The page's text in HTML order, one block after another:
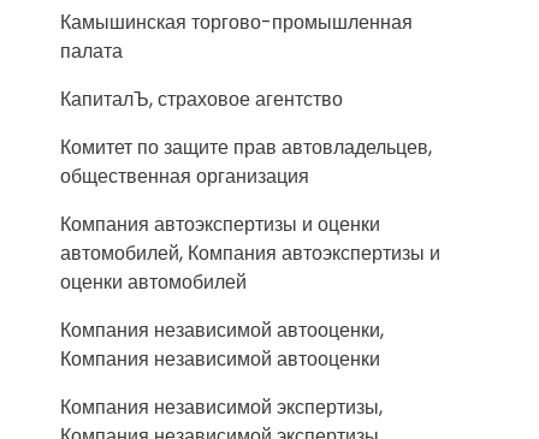
Камышинская торгово-промышленная
палата
КапиталЪ, страховое агентство
Комитет по защите прав автовладельцев,
общественная организация
Компания автоэкспертизы и оценки
автомобилей, Компания автоэкспертизы и
оценки автомобилей
Компания независимой автооценки,
Компания независимой автооценки
Компания независимой экспертизы,